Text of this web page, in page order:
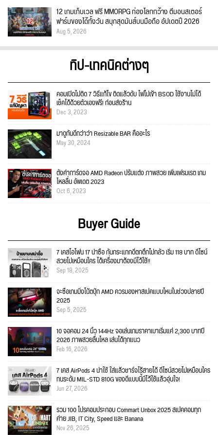
12 เกมเก็บเวล ฟรี MMORPG ท่องโลกกว้าง ตีมอนสเตอร์
ฟาร์มของได้ทั้งวัน สนุกสุดมันส์บนมือถือ อัปเดตปี 2026
Aug 5, 2026
ทิป-เทคนิคต่างๆ
คอมเปิดไม่ติด 7 วิธีแก้ไข ติดแล้วดับ ไฟไม่เข้า BSOD ใช้งานไม่ได้
เช็คได้ด้วยตัวเองฟรี! ก่อนส่งร้าน
Dec 3, 2023
มาดูกันดีกว่าว่า Resizable BAR คืออะไร
May 30, 2024
ตั้งค่าการ์ดจอ AMD Radeon ปรับแต่ง ภาพสวย เพิ่มเฟรมเรต เกม
ไหลลื่น อัพเดต 2023
Oct 6, 2023
Buyer Guide
7 เคสไอโฟน 17 น่าซื้อ กันกระแทกดีตกตึกไม่กลัว เริ่ม 118 บาท ดีไซน์
สวยไม่เหมือนใคร ได้เครื่องมาต้องมีไว้ใช้!!
Sep 18, 2025
จะซื้อเกมมิ่งโน้ตบุ๊ก AMD ควรมองหาสเปคแบบไหนในช่วงปลายปี
2025
Sep 5, 2025
10 จอคอม 24 นิ้ว 144Hz จอเล่นเกมราคาเบาเริ่มแค่ 2,300 บาทปี
2026 ภาพสวยลื่นไหล เล่นได้ทุกแนว
Feb 16, 2026
7 เคส AirPods 4 น่าใช้ ใส่แล้วชาร์จไร้สายได้ ดีไซน์สวยไม่เหมือนใคร
ทนระดับ MIL-STD 810G ของดีแบบนี้มีไว้ใช้แล้วอุ่นใจ!
Jun 27, 2026
รวม 100 โปรคอมประกอบ Commart Unbox 2025 สเปคคอมทุก
ค่าย JIB, IT City, Speed และ Banana
Nov 26, 2025